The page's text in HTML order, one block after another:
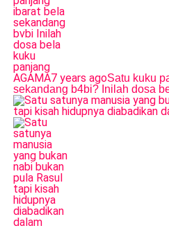
AGAMA7 years agoSatu kuku
sekandang b4bi? Inilah dosa